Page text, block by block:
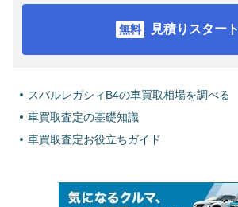
見積りスタート
スバルレガシィB4の車買取相場を調べる
車買取査定の基礎知識
車買取査定お役立ちガイド